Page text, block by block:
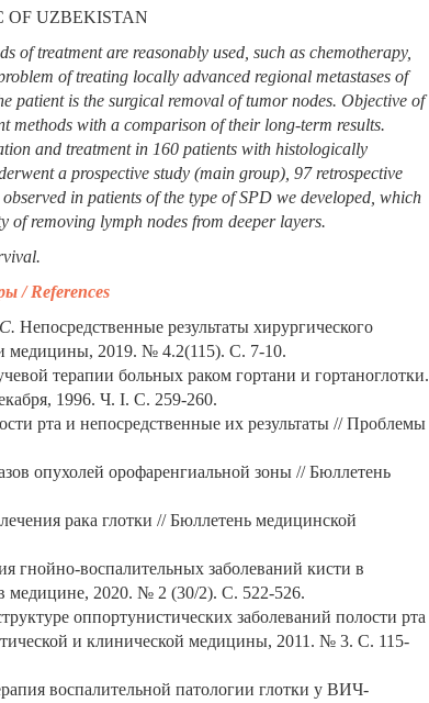
OF UZBEKISTAN
of treatment are reasonably used, such as chemotherapy,
of treating locally advanced regional metastases of
patient is the surgical removal of tumor nodes. Objective of
methods with a comparison of their long-term results.
and treatment in 160 patients with histologically
a prospective study (main group), 97 retrospective
in patients of the type of SPD we developed, which
removing lymph nodes from deeper layers.
/ References
Непосредственные результаты хирургического
медицины, 2019. № 4.2(115). С. 7-10.
терапии больных раком гортани и гортаноглотки.
1996. Ч. I. С. 259-260.
рта и непосредственные их результаты // Проблемы
опухолей орофаренгиальной зоны // Бюллетень
рака глотки // Бюллетень медицинской
гнойно-воспалительных заболеваний кисти в
медицине, 2020. № 2 (30/2). С. 522-526.
оппортунистических заболеваний полости рта
и клинической медицины, 2011. № 3. С. 115-
воспалительной патологии глотки у ВИЧ-